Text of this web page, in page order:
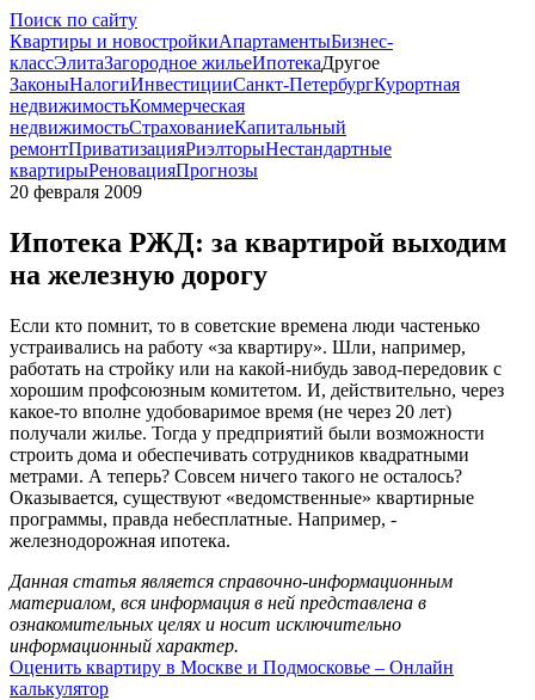
Поиск по сайту
Квартиры и новостройкиАпартаментыБизнес-
классЭлитаЗагородное жильеИпотекаДругое
ЗаконыНалогиИнвестицииСанкт-ПетербургКурортная
недвижимостьКоммерческая
недвижимостьСтрахованиеКапитальный
ремонтПриватизацияРиэлторыНестандартные
квартирыРеновацияПрогнозы
20 февраля 2009
Ипотека РЖД: за квартирой выходим
на железную дорогу
Если кто помнит, то в советские времена люди частенько
устраивались на работу «за квартиру». Шли, например,
работать на стройку или на какой-нибудь завод-передовик с
хорошим профсоюзным комитетом. И, действительно, через
какое-то вполне удобоваримое время (не через 20 лет)
получали жилье. Тогда у предприятий были возможности
строить дома и обеспечивать сотрудников квадратными
метрами. А теперь? Совсем ничего такого не осталось?
Оказывается, существуют «ведомственные» квартирные
программы, правда небесплатные. Например, -
железнодорожная ипотека.
Данная статья является справочно-информационным
материалом, вся информация в ней представлена в
ознакомительных целях и носит исключительно
информационный характер.
Оценить квартиру в Москве и Подмосковье – Онлайн
калькулятор